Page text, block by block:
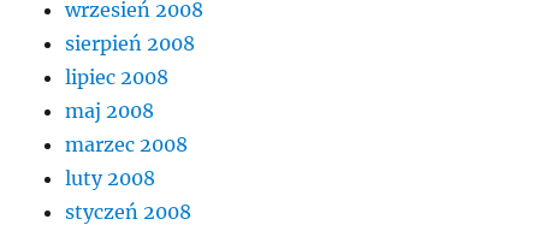
wrzesień 2008
sierpień 2008
lipiec 2008
maj 2008
marzec 2008
luty 2008
styczeń 2008